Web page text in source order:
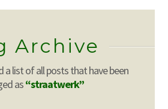
Archive
a list of all posts that have been
as“straatwerk”